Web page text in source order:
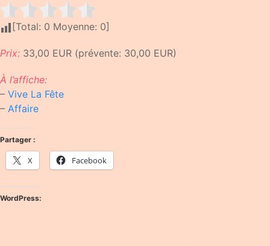
[Total: 0 Moyenne: 0]
Prix: 33,00 EUR (prévente: 30,00 EUR)
À l’affiche:
– Vive La Fête
– Affaire
Partager :
X Facebook
WordPress: